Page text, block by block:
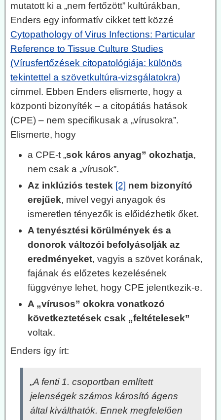
mutatott ki a „nem fertőzött” kultúrákban,
Enders egy informatív cikket tett közzé
Cytopathology of Virus Infections: Particular
Reference to Tissue Culture Studies
(Vírusfertőzések citopatológiája: különös
tekintettel a szövetkultúra-vizsgálatokra)
címmel. Ebben Enders elismerte, hogy a
központi bizonyíték – a citopátiás hatások
(CPE) – nem specifikusak a „vírusokra”.
Elismerte, hogy
a CPE-t „sok káros anyag” okozhatja,
nem csak a „vírusok”.
Az inklúziós testek [2] nem bizonyító
erejűek, mivel vegyi anyagok és
ismeretlen tényezők is előidézhetik őket.
A tenyésztési körülmények és a
donorok változói befolyásolják az
eredményeket, vagyis a szövet korának,
fajának és előzetes kezelésének
függvénye lehet, hogy CPE jelentkezik-e.
A „vírusos” okokra vonatkozó
következtetések csak „feltételesek”
voltak.
Enders így írt:
„A fenti 1. csoportban említett
jelenségek számos károsító ágens
által kiválthatók. Ennek megfelelően